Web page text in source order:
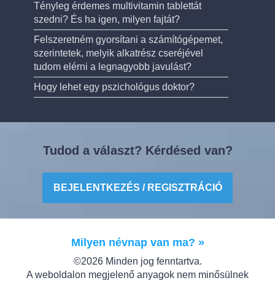
Tényleg érdemes multivitamin tablettát
szedni? És ha igen, milyen fajtát?
Felszeretném gyorsítani a számítógépemet,
szerintetek, melyik alkatrész cseréjével
tudom elérni a legnagyobb javulást?
Hogy lehet egy pszichológus doktor?
Tudod a választ? Kérdésed van?
BEJELENTKEZÉS / REGISZTRÁCIÓ
Milyen névnap van ma? »
©2026 Minden jog fenntartva.
A weboldalon megjelenő anyagok nem minősülnek